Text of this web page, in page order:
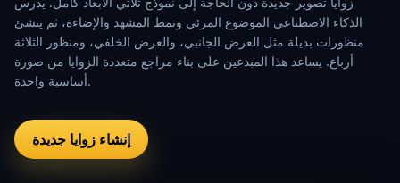
الذكاء الاصطناعي الموضوع المرئي ونمط المشهد والإضاءة، ثم ينشئ
منظورات بديلة مثل العرض الجانبي، والعرض الخلفي، ومنظور الثلاثة
أرباع. يساعد هذا المبدعين على بناء مراجع متعددة الزوايا من صورة
أساسية واحدة.
إنشاء زوايا جديدة